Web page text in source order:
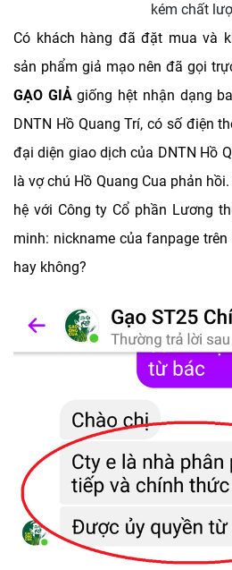
kém chất
Có khách hàng đã đặt mua và
sản phẩm giả mạo nên đã gọi
GẠO GIẢgiống hệt nhận dạng
DNTN Hồ Quang Trí, có số điện
đại diện giao dịch của DNTN Hồ
là vợ chú Hồ Quang Cua phản
hệ với Công ty Cổ phần Lương
minh: nickname của fanpage
hay không?